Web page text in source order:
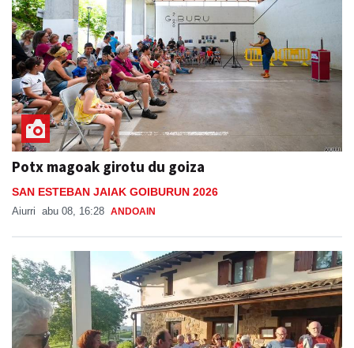
Potx magoak girotu du goiza
SAN ESTEBAN JAIAK GOIBURUN 2026
Aiurri abu 08, 16:28 ANDOAIN